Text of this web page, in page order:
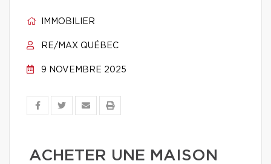
IMMOBILIER
RE/MAX QUÉBEC
9 NOVEMBRE 2025
ACHETER UNE MAISON